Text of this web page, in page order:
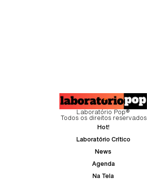
Laboratório Pop®
Todos os direitos reservados
Hot!
Laboratório Crítico
News
Agenda
Na Tela